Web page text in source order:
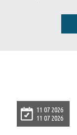
11 07 2026
11 07 2026